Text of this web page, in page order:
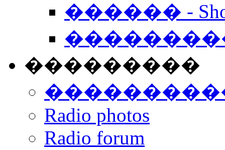
������ -
���������
Radio photos
Radio forum